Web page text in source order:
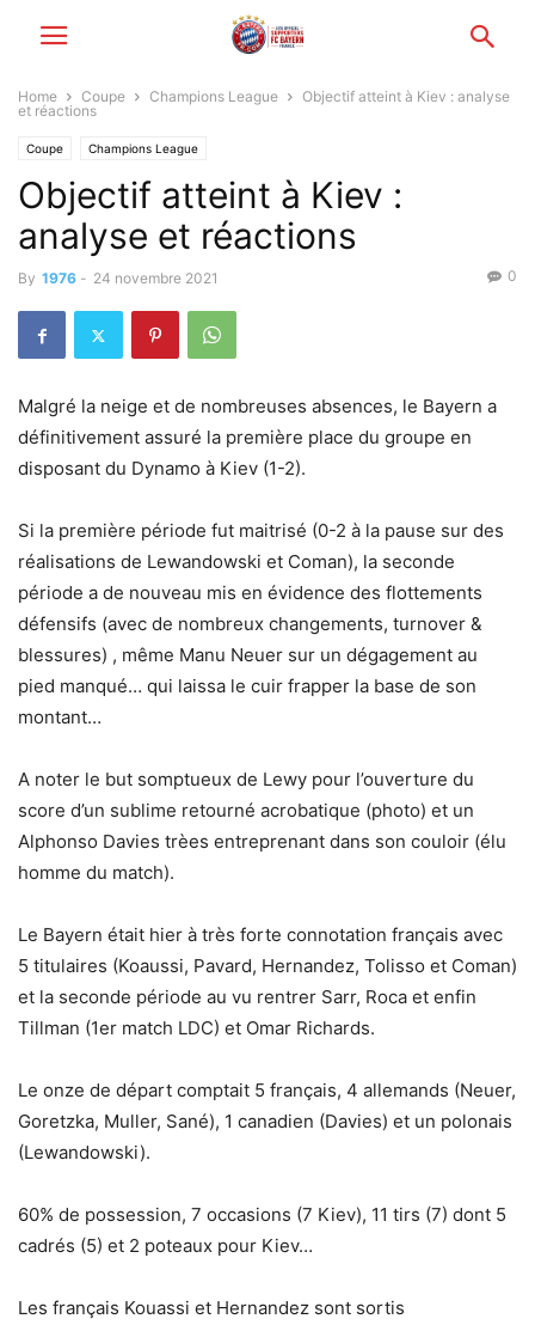
Home Coupe Champions League
Objectif atteint à Kiev : analyse
et réactions
Coupe Champions League
Objectif atteint à Kiev :
analyse et réactions
By 1976 - 24 novembre 2021 0
Malgré la neige et de nombreuses absences, le Bayern a
définitivement assuré la première place du groupe en
disposant du Dynamo à Kiev (1-2).
Si la première période fut maitrisé (0-2 à la pause sur des
réalisations de Lewandowski et Coman), la seconde
période a de nouveau mis en évidence des flottements
défensifs (avec de nombreux changements, turnover &
blessures) , même Manu Neuer sur un dégagement au
pied manqué… qui laissa le cuir frapper la base de son
montant…
A noter le but somptueux de Lewy pour l’ouverture du
score d’un sublime retourné acrobatique (photo) et un
Alphonso Davies trèes entreprenant dans son couloir (élu
homme du match).
Le Bayern était hier à très forte connotation français avec
5 titulaires (Koaussi, Pavard, Hernandez, Tolisso et Coman)
et la seconde période au vu rentrer Sarr, Roca et enfin
Tillman (1er match LDC) et Omar Richards.
Le onze de départ comptait 5 français, 4 allemands (Neuer,
Goretzka, Muller, Sané), 1 canadien (Davies) et un polonais
(Lewandowski).
60% de possession, 7 occasions (7 Kiev), 11 tirs (7) dont 5
cadrés (5) et 2 poteaux pour Kiev…
Les français Kouassi et Hernandez sont sortis